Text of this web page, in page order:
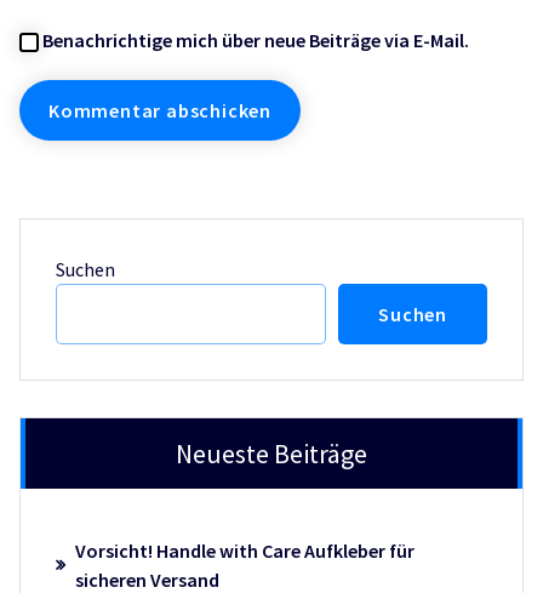
Benachrichtige mich über neue Beiträge via E-Mail.
Suchen
Suchen
Neueste Beiträge
Vorsicht! Handle with Care Aufkleber für
sicheren Versand